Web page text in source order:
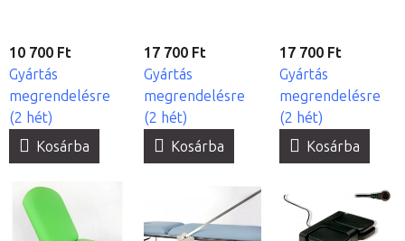
10 700 Ft
Gyártás
megrendelésre
(2 hét)
Kosárba
17 700 Ft
Gyártás
megrendelésre
(2 hét)
Kosárba
17 700 Ft
Gyártás
megrendelésre
(2 hét)
Kosárba